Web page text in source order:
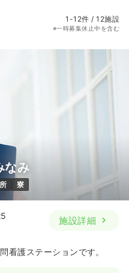
1-12件 / 12施設
※一時募集休止中を含む
なみ
寮
施設詳細
看護ステーションです。